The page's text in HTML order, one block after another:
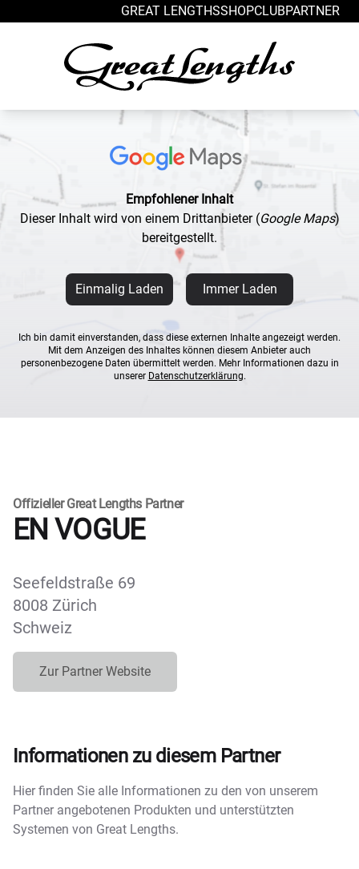
GREAT LENGTHSSHOPCLUBPARTNER
Empfohlener Inhalt
Dieser Inhalt wird von einem Drittanbieter (Google Maps)
bereitgestellt.
Einmalig Laden Immer Laden
Ich bin damit einverstanden, dass diese externen Inhalte angezeigt werden.
Mit dem Anzeigen des Inhaltes können diesem Anbieter auch
personenbezogene Daten übermittelt werden. Mehr Informationen dazu in
unserer Datenschutzerklärung.
Offizieller Great Lengths Partner
EN VOGUE
Seefeldstraße 69
8008 Zürich
Schweiz
Zur Partner Website
Informationen zu diesem Partner
Hier finden Sie alle Informationen zu den von unserem
Partner angebotenen Produkten und unterstützten
Systemen von Great Lengths.